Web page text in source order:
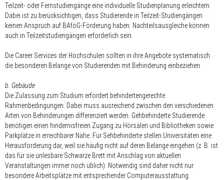
Teilzeit- oder Fernstudiengänge eine individuelle Studienplanung erleichtern.
Dabei ist zu berücksichtigen, dass Studierende in Teilzeit-Studiengängen
keinen Anspruch auf BAföG-Förderung haben. Nachteilsausgleiche können
auch in Teilzeitstudiengängen erforderlich sein.
Die Career Services der Hochschulen sollten in ihre Angebote systematisch
die besonderen Belange von Studierenden mit Behinderung einbeziehen.
b. Gebäude
Die Zulassung zum Studium erfordert behindertengerechte
Rahmenbedingungen. Dabei muss ausreichend zwischen den verschiedenen
Arten von Behinderungen differenziert werden. Gehbehinderte Studierende
benötigen einen hindernisfreien Zugang zu Hörsälen und Bibliotheken sowie
Parkplätze in erreichbarer Nähe. Für Sehbehinderte stellen Universitäten eine
Herausforderung dar, weil sie häufig nicht auf deren Belange eingehen (z. B. ist
das für sie unlesbare Schwarze Brett mit Anschlag von aktuellen
Veranstaltungen immer noch üblich). Notwendig sind daher nicht nur
besondere Arbeitsplätze mit entsprechender Computerausstattung.